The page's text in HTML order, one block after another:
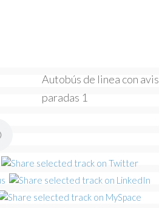
Autobús de linea con
paradas 1